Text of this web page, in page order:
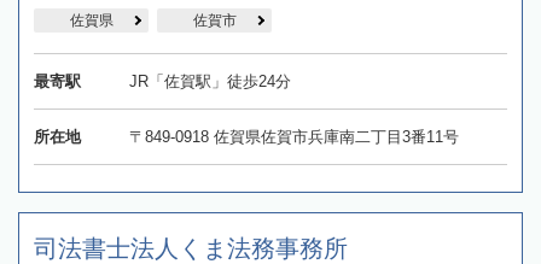
佐賀県 佐賀市
最寄駅 JR「佐賀駅」徒歩24分
所在地 〒849-0918 佐賀県佐賀市兵庫南二丁目3番11号
司法書士法人くま法務事務所